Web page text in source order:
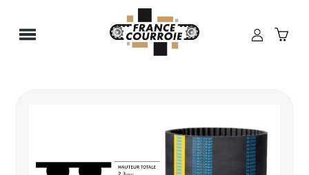
Panneau de gestion des cookies